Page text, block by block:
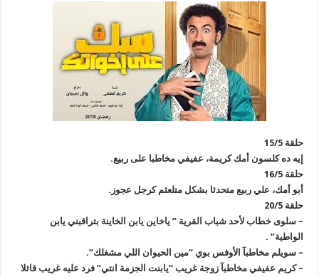
حلقة 15/5
إيه ده كلسون أمك كريمة، عفيفي مخاطبا على ربيع.
حلقة 16/5
أبو أمك، علي ربيع متحدثا بشكل متلعثم كرجل عجوز.
حلقة 20/5
– سلوى خطاب لأحد شباب القرية ” ياخاين يابن الخاينة بتراقبني يابن
الواطية” .
– سويلم مخاطبآ الأوفس بوي “مين الحيوان اللي مشغلك”.
– كريم عفيفي مخاطبآ زوجة غريب “يابنت الجزمة انتي” فرد عليه غريب قائلا